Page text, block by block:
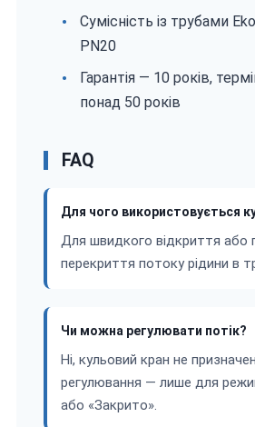
Сумісність із трубами
PN20
Гарантія — 10 років,
понад 50 років
FAQ
Для чого використовується
Для швидкого відкриття або
перекриття потоку рідини в
Чи можна регулювати потік?
Ні, кульовий кран не
регулювання — лише для
або «Закрито».